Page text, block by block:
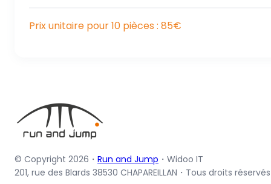
Prix unitaire pour 10 pièces : 85€
© Copyright 2026・ Run and Jump ・Widoo IT
201, rue des Blards 38530 CHAPAREILLAN・Tous droits réservés